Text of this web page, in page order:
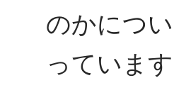
のかにつ
っていま